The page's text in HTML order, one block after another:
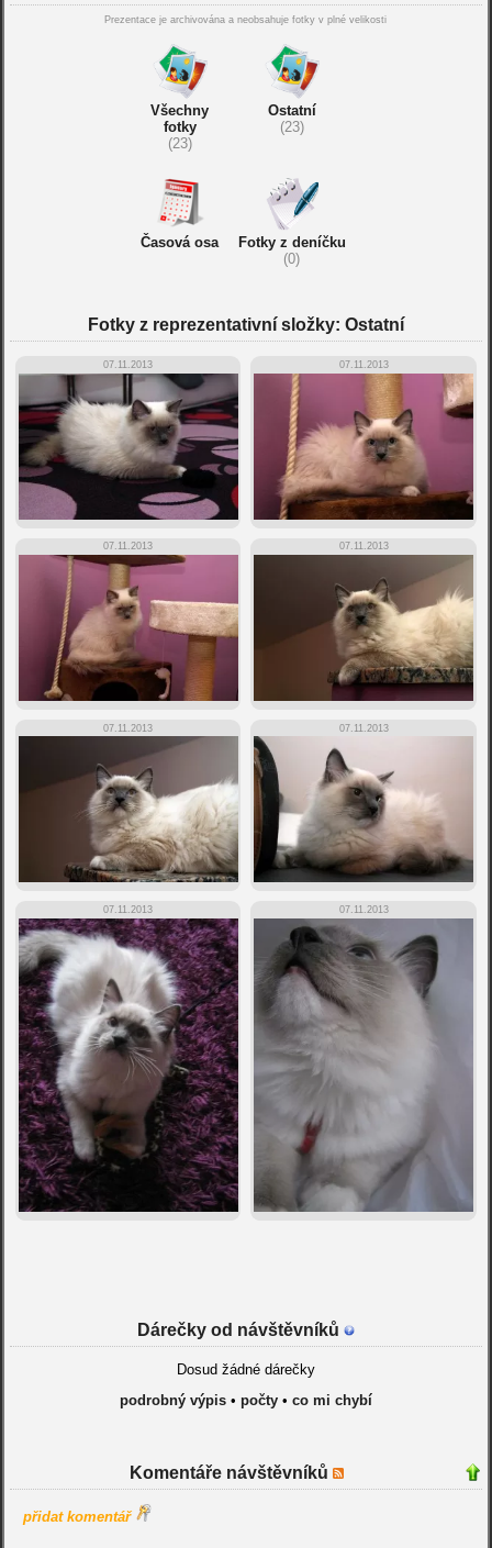
Prezentace je archivována a neobsahuje fotky v plné velikosti
Všechny
fotky
(23)
Ostatní
(23)
Časová osa
Fotky z deníčku
(0)
Fotky z reprezentativní složky: Ostatní
07.11.2013 07.11.2013
07.11.2013 07.11.2013
07.11.2013 07.11.2013
07.11.2013 07.11.2013
Dárečky od návštěvníků
Dosud žádné dárečky
podrobný výpis• počty• co mi chybí
Komentáře návštěvníků
přidat komentář